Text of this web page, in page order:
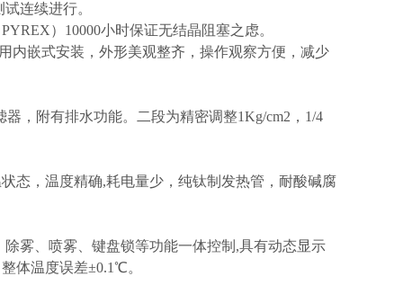
连续进行。
）10000小时保证无结晶阻塞之虑。
内嵌式安装，外形美观整齐，操作观察方便，减少
，附有排水功能。二段为精密调整1Kg/cm2，1/4
态，温度精确,耗电量少，纯钛制发热管，耐酸碱腐
雾、喷雾、键盘锁等功能一体控制,具有动态显示
体温度误差±0.1℃。